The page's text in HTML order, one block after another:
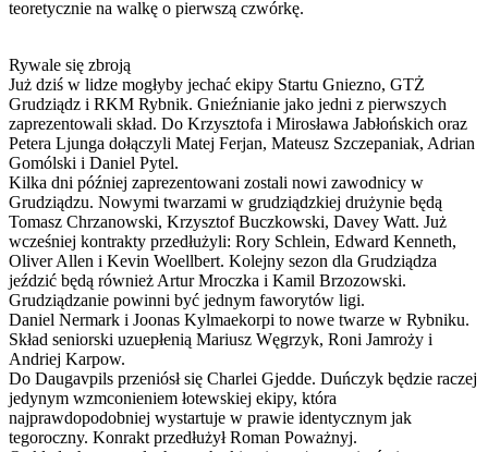
teoretycznie na walkę o pierwszą czwórkę.
Rywale się zbroją
Już dziś w lidze mogłyby jechać ekipy Startu Gniezno, GTŻ
Grudziądz i RKM Rybnik. Gnieźnianie jako jedni z pierwszych
zaprezentowali skład. Do Krzysztofa i Mirosława Jabłońskich oraz
Petera Ljunga dołączyli Matej Ferjan, Mateusz Szczepaniak, Adrian
Gomólski i Daniel Pytel.
Kilka dni później zaprezentowani zostali nowi zawodnicy w
Grudziądzu. Nowymi twarzami w grudziądzkiej drużynie będą
Tomasz Chrzanowski, Krzysztof Buczkowski, Davey Watt. Już
wcześniej kontrakty przedłużyli: Rory Schlein, Edward Kenneth,
Oliver Allen i Kevin Woellbert. Kolejny sezon dla Grudziądza
jeździć będą również Artur Mroczka i Kamil Brzozowski.
Grudziądzanie powinni być jednym faworytów ligi.
Daniel Nermark i Joonas Kylmaekorpi to nowe twarze w Rybniku.
Skład seniorski uzuepłenią Mariusz Węgrzyk, Roni Jamroży i
Andriej Karpow.
Do Daugavpils przeniósł się Charlei Gjedde. Duńczyk będzie raczej
jedynym wzmconieniem łotewskiej ekipy, która
najprawdopodobniej wystartuje w prawie identycznym jak
tegoroczny. Konrakt przedłużył Roman Poważnyj.